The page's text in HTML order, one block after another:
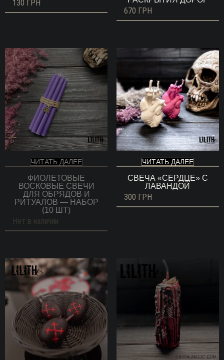
130 ГРН
670 ГРН
ЧИТАТЬ ДАЛЕЕ
ФИОЛЕТОВЫЕ
ВОСКОВЫЕ СВЕЧИ
ДЛЯ ОБРЯДОВ И
РИТУАЛОВ — НАБОР
(10 ШТ)
Нет в наличии
ЧИТАТЬ ДАЛЕЕ
СВЕЧА «СЕРДЦЕ» С
ЛАВАНДОЙ
300 ГРН